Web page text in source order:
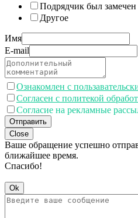
Подрядчик был
Другое
Имя
E-mail
Ознакомлен с
Согласен с политекой
Согласие на рекламные
Отправить
Close
Ваше обращение успешно
ближайшее время.
Спасибо!
Ok